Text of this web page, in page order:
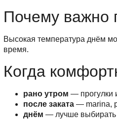
Почему важно
Высокая температура днём
время.
Когда
рано утром — прогулки
после заката — marina,
днём — лучше выбирать